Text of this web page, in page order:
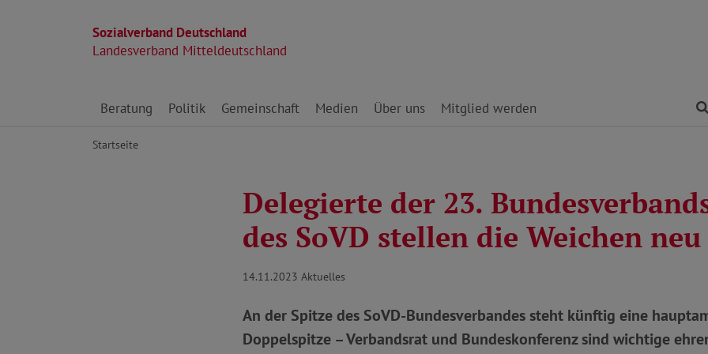
Sozialverband Deutschland
Landesverband Mitteldeutschland
Direkt zu den Inhalten springen
Beratung Politik Gemeinschaft Medien Über uns Mitglied werden
Startseite
Delegierte der 23.
des SoVD stellen die Weichen neu
14.11.2023 Aktuelles
An der Spitze des SoVD-Bundesverbandes steht künftig eine
Doppelspitze – Verbandsrat und Bundeskonferenz sind wichtige